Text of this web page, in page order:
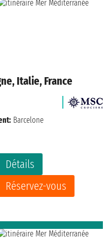
Italie, France
Détails
Réservez-vous
Barcelone